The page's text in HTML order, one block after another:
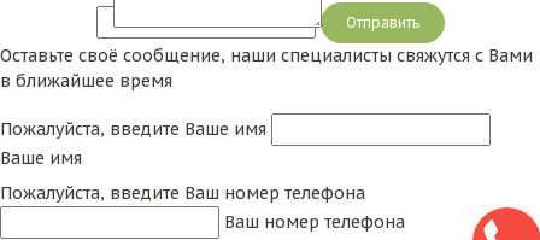
Сообщение
Оставьте своё сообщение, наши специалисты свяжутся с Вами
в ближайшее время
Пожалуйста, введите Ваше имя
Ваше имя
Пожалуйста, введите Ваш номер телефона
Ваш номер телефона